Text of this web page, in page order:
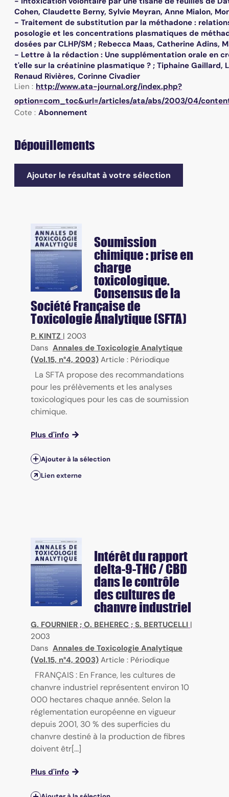
Cohen, Claudette Berny, Sylvie Meyran, Anne Mialon,
- Traitement de substitution par la méthadone :
posologie et les concentrations plasmatiques de
dosées par CLHP/SM ; Rebecca Maas, Catherine Adins,
- Lettre à la rédaction : Une supplémentation orale en
t'elle sur la créatinine plasmatique ? ; Tiphaine Gaillard,
Renaud Rivières, Corinne Civadier
Lien : http://www.ata-journal.org/index.php?
option=com_toc&url=/articles/ata/abs/2003/04/
Cote : Abonnement
Dépouillements
Ajouter le résultat à votre sélection
Soumission
chimique : prise en
charge
toxicologique.
Consensus de la
Société Française de
Toxicologie Analytique (SFTA)
P. KINTZ | 2003
Dans Annales de Toxicologie Analytique
(Vol.15, n°4, 2003) Article : Périodique
La SFTA propose des recommandations
pour les prélèvements et les analyses
toxicologiques pour les cas de soumission
chimique.
Plus d'info
Ajouter à la sélection
Lien externe
Intérêt du rapport
delta-9-THC / CBD
dans le contrôle
des cultures de
chanvre industriel
G. FOURNIER ; O. BEHEREC ; S. BERTUCELLI |
2003
Dans Annales de Toxicologie Analytique
(Vol.15, n°4, 2003) Article : Périodique
FRANÇAIS : En France, les cultures de
chanvre industriel représentent environ 10
000 hectares chaque année. Selon la
réglementation européenne en vigueur
depuis 2001, 30 % des superficies du
chanvre destiné à la production de fibres
doivent êtr[...]
Plus d'info